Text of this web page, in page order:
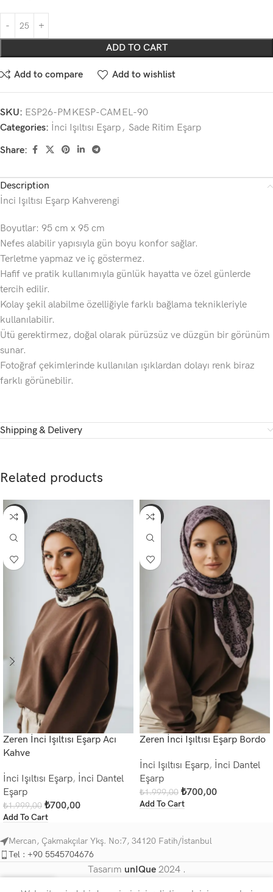
ADD TO CART
Add to compare Add to wishlist
SKU: ESP26-PMKESP-CAMEL-90
Categories: İnci Işıltısı Eşarp, Sade Ritim Eşarp
Share:
Description
İnci Işıltısı Eşarp Kahverengi
Boyutlar: 95 cm x 95 cm
Nefes alabilir yapısıyla gün boyu konfor sağlar.
Terletme yapmaz ve iç göstermez.
Hafif ve pratik kullanımıyla günlük hayatta ve özel günlerde
tercih edilir.
Kolay şekil alabilme özelliğiyle farklı bağlama teknikleriyle
kullanılabilir.
Ütü gerektirmez, doğal olarak pürüzsüz ve düzgün bir görünüm
sunar.
Fotoğraf çekimlerinde kullanılan ışıklardan dolayı renk biraz
farklı görünebilir.
Shipping & Delivery
Related products
-65%
Zeren İnci Işıltısı Eşarp Acı
Kahve
İnci Işıltısı Eşarp, İnci Dantel
Eşarp
₺1.999,00 ₺700,00
Add To Cart
-65%
Zeren İnci Işıltısı Eşarp Bordo
İnci Işıltısı Eşarp, İnci Dantel
Eşarp
₺1.999,00 ₺700,00
Add To Cart
Mercan, Çakmakçılar Ykş. No:7, 34120 Fatih/İstanbul
Tel : +90 5545704676
Tasarım unIQue 2024 .
0